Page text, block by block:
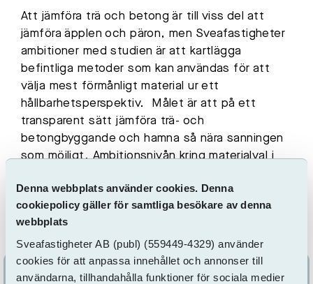
Denna webbplats använder cookies. Denna
cookiepolicy gäller för samtliga besökare av denna
webbplats
Sveafastigheter AB (publ) (559449-4329) använder
cookies för att anpassa innehållet och annonser till
användarna, tillhandahålla funktioner för sociala medier
Att jämföra trä och betong är till viss del att
jämföra äpplen och päron, men Sveafastigheter
ambitioner med studien är att kartlägga
befintliga metoder som kan användas för att
välja mest förmånligt material ur ett
hållbarhetsperspektiv. Målet är att på ett
transparent sätt jämföra trä- och
betongbyggande och hamna så nära sanningen
som möjligt. Ambitionsnivån kring materialval i
begränsning vara att hyresnivåer måste hamna
på en rimlig nivå för framtida hyresgäster.